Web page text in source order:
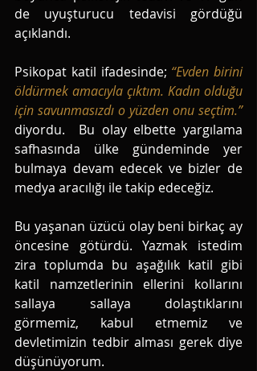
de uyuşturucu tedavisi gördüğü
açıklandı.
Psikopat katil ifadesinde; “Evden birini
öldürmek amacıyla çıktım. Kadın olduğu
için savunmasızdı o yüzden onu seçtim.”
diyordu.  Bu olay elbette yargılama
safhasında ülke gündeminde yer
bulmaya devam edecek ve bizler de
medya aracılığı ile takip edeceğiz.
Bu yaşanan üzücü olay beni birkaç ay
öncesine götürdü. Yazmak istedim
zira toplumda bu aşağılık katil gibi
katil namzetlerinin ellerini kollarını
sallaya sallaya dolaştıklarını
görmemiz, kabul etmemiz ve
devletimizin tedbir alması gerek diye
düşünüyorum.